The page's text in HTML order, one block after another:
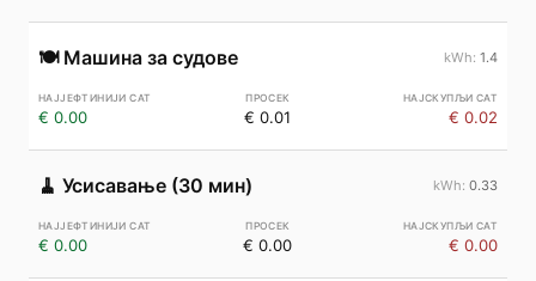
🍽️ Машина за судове 1.4
€ 0.00 € 0.01 € 0.02
🧹 Усисавање (30 мин) 0.33
€ 0.00 € 0.00 € 0.00